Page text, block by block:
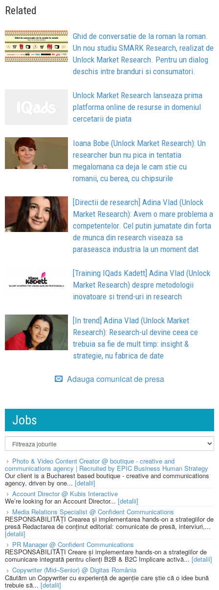
Related
Ghid de conversatie de la roman la roman.
Un nou studiu SMARK Research, realizat de
Unlock Market Research. Pentru un dialog
deschis intre branduri si consumatori.
Unlock Market Research lanseaza prima
platforma online de resurse in domeniul
cercetarii de piata
Ioana Bobe (Unlock Market Research): Un
researcher bun nu pica in tentatia
megalomana ca deja le cam stie cu
romanii, cu berea, cu chipsurile
[Directii de research] Adina Vlad (Unlock
Market Research): Avem o mare problema a
competentelor. Cel putin jumatate din forta
de munca din research viseaza sa
paraseasca industria la un moment dat
[Training IQads Kadett] Adina Vlad (Unlock
Market Research) despre metodologii
inovatoare si trend-uri in research
[In trend] Adina Vlad (Unlock Market
Research): Research-ul devine ceea ce
trebuia sa fie de mult timp: insight &
strategie, nu fabrica de date
Adauga comunicat de presa
Jobs
Photo & Video Content Creator @ boutique - creative and
communications agency | Recruited by EPIC Business Human Strategy
Our client is a Bucharest based boutique - creative and communications
agency, driven by one... [detalii]
Account Director @ Kubis Interactive
We’re looking for an Account Director... [detalii]
Media Relations Specialist @ Confident Communications
RESPONSABILITĂȚI Crearea și implementarea hands-on a strategiilor de
presă Redactarea de conținut editorial: comunicate de presă, interviuri,...
[detalii]
PR Manager @ Confident Communications
RESPONSABILITĂȚI Creare și implementare hands-on a strategiilor de
comunicare integrată pentru clienți B2B & B2C Implicare activă... [detalii]
Copywriter (Mid–Senior) @ Digitas România
Căutăm un Copywriter cu experiență de agenție care știe că o idee bună
trebuie să... [detalii]